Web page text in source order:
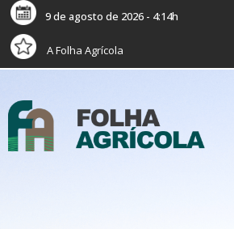
9 de agosto de 2026 - 4:14h
A Folha Agrícola